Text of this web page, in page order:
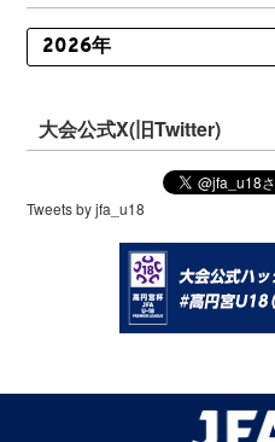
大会公式X(旧Twitter)
Tweets by jfa_u18